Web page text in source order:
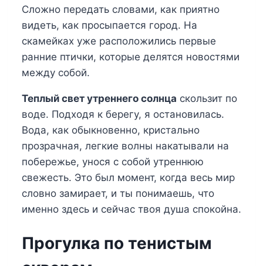
Сложно передать словами, как приятно
видеть, как просыпается город. На
скамейках уже расположились первые
ранние птички, которые делятся новостями
между собой.
Теплый свет утреннего солнца скользит по
воде. Подходя к берегу, я остановилась.
Вода, как обыкновенно, кристально
прозрачная, легкие волны накатывали на
побережье, унося с собой утреннюю
свежесть. Это был момент, когда весь мир
словно замирает, и ты понимаешь, что
именно здесь и сейчас твоя душа спокойна.
Прогулка по тенистым